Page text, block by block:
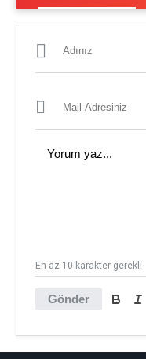
Gönder
En az 10 karakter gerekli